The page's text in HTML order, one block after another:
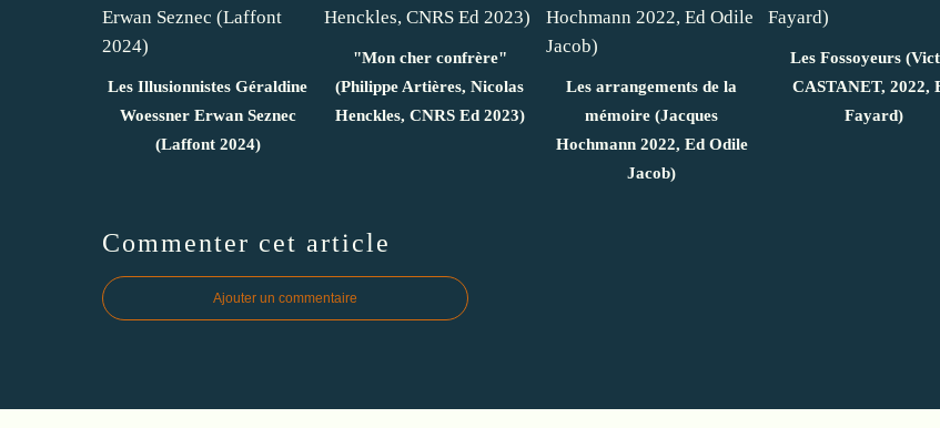
Les Illusionnistes Géraldine
Woessner Erwan Seznec
(Laffont 2024)
"Mon cher confrère"
(Philippe Artières, Nicolas
Henckles, CNRS Ed 2023)
Les arrangements de la
mémoire (Jacques
Hochmann 2022, Ed Odile
Jacob)
Les Fossoyeurs
CASTANET, 2022,
Fayard)
Commenter cet article
Ajouter un commentaire